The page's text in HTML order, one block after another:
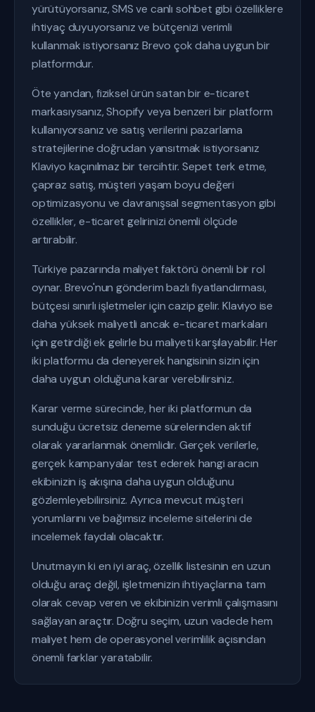
yürütüyorsanız, SMS ve canlı sohbet gibi özelliklere
ihtiyaç duyuyorsanız ve bütçenizi verimli
kullanmak istiyorsanız Brevo çok daha uygun bir
platformdur.
Öte yandan, fiziksel ürün satan bir e-ticaret
markasıysanız, Shopify veya benzeri bir platform
kullanıyorsanız ve satış verilerini pazarlama
stratejilerine doğrudan yansıtmak istiyorsanız
Klaviyo kaçınılmaz bir tercihtir. Sepet terk etme,
çapraz satış, müşteri yaşam boyu değeri
optimizasyonu ve davranışsal segmentasyon gibi
özellikler, e-ticaret gelirinizi önemli ölçüde
artırabilir.
Türkiye pazarında maliyet faktörü önemli bir rol
oynar. Brevo'nun gönderim bazlı fiyatlandırması,
bütçesi sınırlı işletmeler için cazip gelir. Klaviyo ise
daha yüksek maliyetli ancak e-ticaret markaları
için getirdiği ek gelirle bu maliyeti karşılayabilir. Her
iki platformu da deneyerek hangisinin sizin için
daha uygun olduğuna karar verebilirsiniz.
Karar verme sürecinde, her iki platformun da
sunduğu ücretsiz deneme sürelerinden aktif
olarak yararlanmak önemlidir. Gerçek verilerle,
gerçek kampanyalar test ederek hangi aracın
ekibinizin iş akışına daha uygun olduğunu
gözlemleyebilirsiniz. Ayrıca mevcut müşteri
yorumlarını ve bağımsız inceleme sitelerini de
incelemek faydalı olacaktır.
Unutmayın ki en iyi araç, özellik listesinin en uzun
olduğu araç değil, işletmenizin ihtiyaçlarına tam
olarak cevap veren ve ekibinizin verimli çalışmasını
sağlayan araçtır. Doğru seçim, uzun vadede hem
maliyet hem de operasyonel verimlilik açısından
önemli farklar yaratabilir.